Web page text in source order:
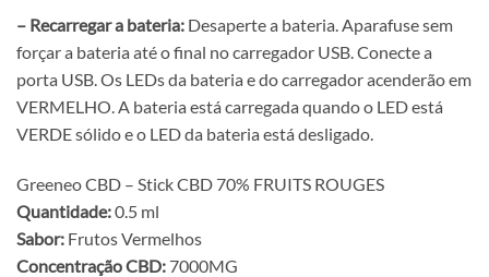
– Recarregar a bateria: Desaperte a bateria. Aparafuse sem
forçar a bateria até o final no carregador USB. Conecte a
porta USB. Os LEDs da bateria e do carregador acenderão em
VERMELHO. A bateria está carregada quando o LED está
VERDE sólido e o LED da bateria está desligado.
Greeneo CBD – Stick CBD 70% FRUITS ROUGES
Quantidade:0.5 ml
Sabor: Frutos Vermelhos
Concentração CBD: 7000MG